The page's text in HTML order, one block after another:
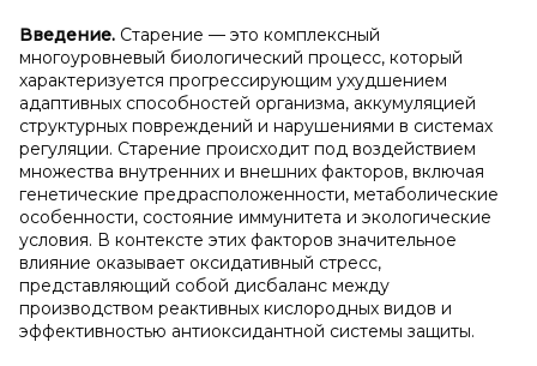
Введение. Старение — это комплексный
многоуровневый биологический процесс, который
характеризуется прогрессирующим ухудшением
адаптивных способностей организма, аккумуляцией
структурных повреждений и нарушениями в системах
регуляции. Старение происходит под воздействием
множества внутренних и внешних факторов, включая
генетические предрасположенности, метаболические
особенности, состояние иммунитета и экологические
условия. В контексте этих факторов значительное
влияние оказывает оксидативный стресс,
представляющий собой дисбаланс между
производством реактивных кислородных видов и
эффективностью антиоксидантной системы защиты.